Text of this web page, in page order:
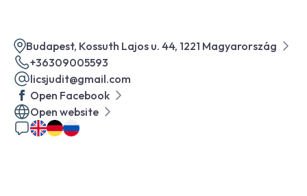
Budapest, Kossuth Lajos u. 44, 1221 Magyarország
+36309005593
licsjudit@gmail.com
Open Facebook
Open website